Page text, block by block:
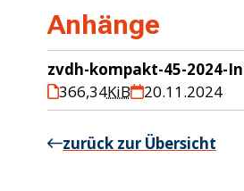
Anhänge
zvdh-kompakt-45-2024-
366,34KiB 20.11.2024
zurück zur Übersicht